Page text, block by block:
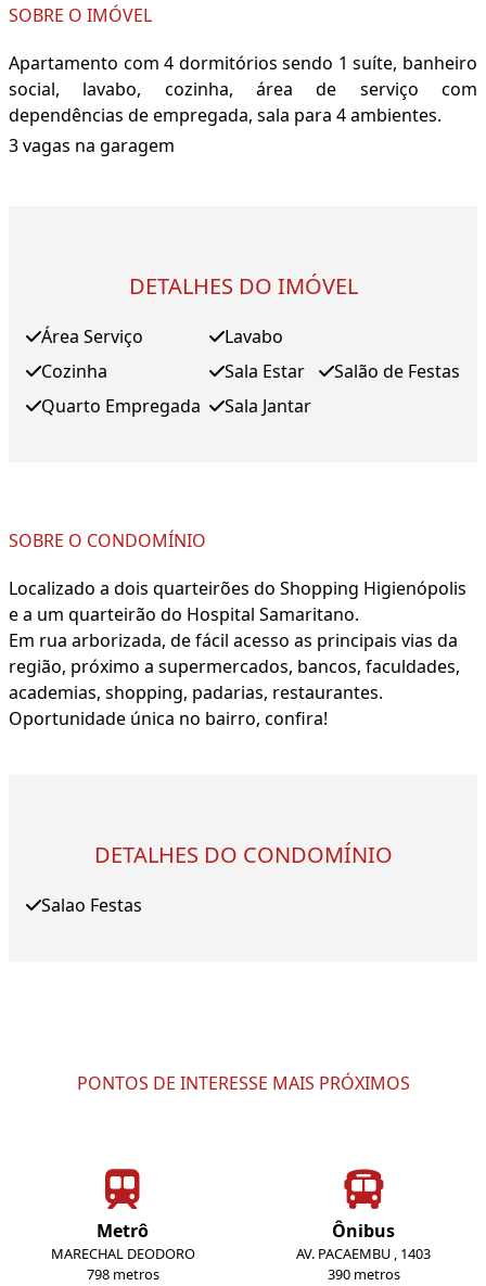
SOBRE O IMÓVEL
Apartamento com 4 dormitórios sendo 1 suíte, banheiro
social, lavabo, cozinha, área de serviço com
dependências de empregada, sala para 4 ambientes.
3 vagas na garagem
DETALHES DO IMÓVEL
Área Serviço
Cozinha
Quarto Empregada
Lavabo
Sala Estar
Sala Jantar
Salão de Festas
SOBRE O CONDOMÍNIO
Localizado a dois quarteirões do Shopping Higienópolis
e a um quarteirão do Hospital Samaritano.
Em rua arborizada, de fácil acesso as principais vias da
região, próximo a supermercados, bancos, faculdades,
academias, shopping, padarias, restaurantes.
Oportunidade única no bairro, confira!
DETALHES DO CONDOMÍNIO
Salao Festas
PONTOS DE INTERESSE MAIS PRÓXIMOS
Metrô
MARECHAL DEODORO
798 metros
Ônibus
AV. PACAEMBU , 1403
390 metros